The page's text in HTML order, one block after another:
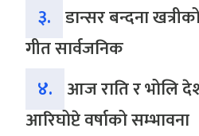
३. डान्सर बन्दना
गीत सार्वजनिक
४. आज राति र भोलि
आरिघोप्टे वर्षाको सम्भावना